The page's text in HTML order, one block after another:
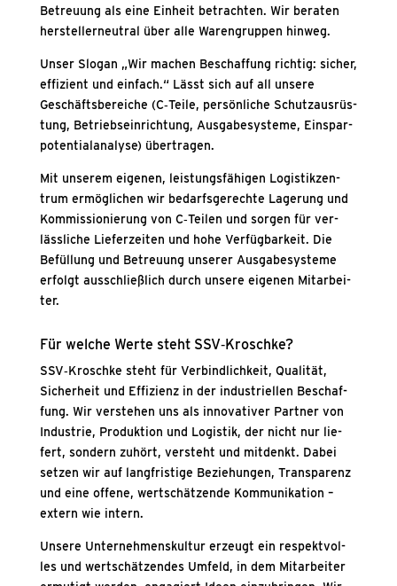
Betreu­ung als eine Ein­heit betrach­ten. Wir bera­ten
her­stel­ler­neu­tral über alle Waren­grup­pen hin­weg.
Unser Slo­gan „Wir machen Beschaf­fung rich­tig: sicher,
effi­zi­ent und ein­fach.“ Lässt sich auf all unse­re
Geschäfts­be­rei­che (C‑Teile, per­sön­li­che Schutz­aus­rüs­
tung, Betriebs­ein­rich­tung, Aus­ga­be­sys­te­me, Ein­spar­
po­ten­ti­al­ana­ly­se) über­tra­gen.
Mit unse­rem eige­nen, leis­tungs­fä­hi­gen Logis­tik­zen­
trum ermög­li­chen wir bedarfs­ge­rech­te Lage­rung und
Kom­mis­sio­nie­rung von C‑Teilen und sor­gen für ver­
läss­li­che Lie­fer­zei­ten und hohe Ver­füg­bar­keit. Die
Befül­lung und Betreu­ung unse­rer Aus­ga­be­sys­te­me
erfolgt aus­schließ­lich durch unse­re eige­nen Mit­ar­bei­
ter.
Für wel­che Wer­te steht SSV‑Kroschke?
SSV‑Kroschke steht für Ver­bind­lich­keit, Qua­li­tät,
Sicher­heit und Effi­zi­enz in der indus­tri­el­len Beschaf­
fung. Wir ver­ste­hen uns als inno­va­ti­ver Part­ner von
Indus­trie, Pro­duk­ti­on und Logis­tik, der nicht nur lie­
fert, son­dern zuhört, ver­steht und mit­denkt. Dabei
set­zen wir auf lang­fris­ti­ge Bezie­hun­gen, Trans­pa­renz
und eine offe­ne, wert­schät­zen­de Kom­mu­ni­ka­ti­on –
extern wie intern.
Unse­re Unter­neh­mens­kul­tur erzeugt ein respekt­vol­
les und wert­schät­zen­des Umfeld, in dem Mit­ar­bei­ter